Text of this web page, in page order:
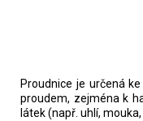
Proudnice je určená
proudem, zejména k
látek (např. uhlí, mouka,